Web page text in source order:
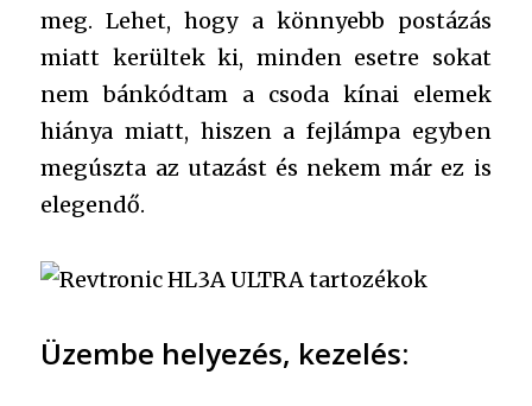
meg. Lehet, hogy a könnyebb postázás
miatt kerültek ki, minden esetre sokat
nem bánkódtam a csoda kínai elemek
hiánya miatt, hiszen a fejlámpa egyben
megúszta az utazást és nekem már ez is
elegendő.
Üzembe helyezés, kezelés: